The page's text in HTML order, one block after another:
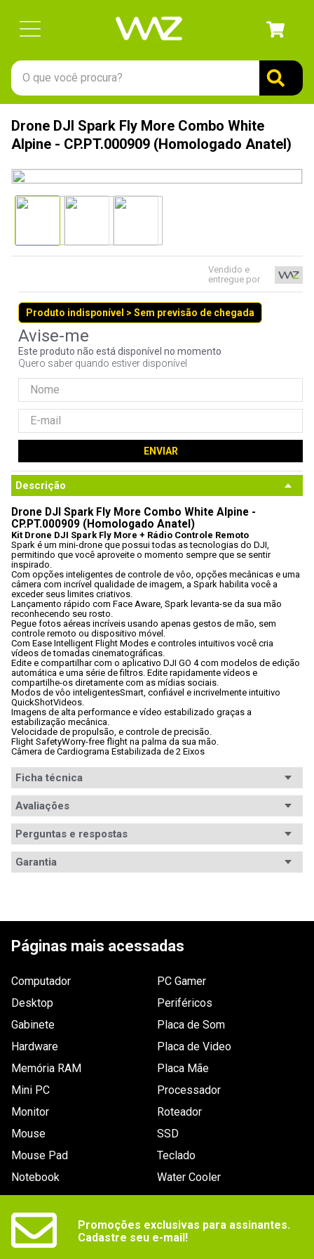
O que você procura?
Drone DJI Spark Fly More Combo White
Alpine - CP.PT.000909 (Homologado Anatel)
Vendido e
entregue por
Produto indisponível > Sem previsão de chegada
Este produto não está disponível no momento
Quero saber quando estiver disponível
ENVIAR
Descrição
Drone DJI Spark Fly More Combo White Alpine -
CP.PT.000909 (Homologado Anatel)
Kit Drone DJI Spark Fly More + Rádio Controle Remoto
Spark é um mini-drone que possui todas as tecnologias do DJI,
permitindo que você aproveite o momento sempre que se sentir
inspirado.
Com opções inteligentes de controle de vôo, opções mecânicas e uma
câmera com incrível qualidade de imagem, a Spark habilita você a
exceder seus limites criativos.
Lançamento rápido com Face Aware, Spark levanta-se da sua mão
reconhecendo seu rosto.
Pegue fotos aéreas incríveis usando apenas gestos de mão, sem
controle remoto ou dispositivo móvel.
Com Ease Intelligent Flight Modes e controles intuitivos você cria
vídeos de tomadas cinematográficas.
Edite e compartilhar com o aplicativo DJI GO 4 com modelos de edição
automática e uma série de filtros. Edite rapidamente vídeos e
compartilhe-os diretamente com as mídias sociais.
Modos de vôo inteligentesSmart, confiável e incrivelmente intuitivo
QuickShotVideos.
Imagens de alta performance e vídeo estabilizado graças a
estabilização mecânica.
Velocidade de propulsão, e controle de precisão.
Flight SafetyWorry-free flight na palma da sua mão.
Câmera de Cardiograma Estabilizada de 2 Eixos
Ficha técnica
Conteúdo da
embalagem
- 1x Rádio Controle
- 2x Baterias Inteligentes
- 4x Pares de Hélices
- 4x Protetores de Hélices
- 1x Hub Carregador para 03 baterias
- 1x Cabo Micro-Usb
Modos de
Manual
Resoluções
de vídeo
1.920 x 1.080 FullHD
Resolução
GPS Sim
Leitor de
WiFi
Suporta Live
Bateria Capacidade: 1480mAh
Dimensões 143 × 143 × 55mm
Outras
Avaliações
Avaliações
ESCREVER AVALIAÇÃO
Perguntas e respostas
Garantia
Páginas mais acessadas
Computador
Desktop
Gabinete
Hardware
Memória RAM
Mini PC
Monitor
Mouse
Mouse Pad
Notebook
PC Gamer
Periféricos
Placa de Som
Placa de Video
Placa Mãe
Processador
Roteador
SSD
Teclado
Water Cooler
Promoções exclusivas para assinantes.
Cadastre seu e-mail!
º
gabinete
3º
teclado
6º
jonsbo
8º
controle
10º ventoinha